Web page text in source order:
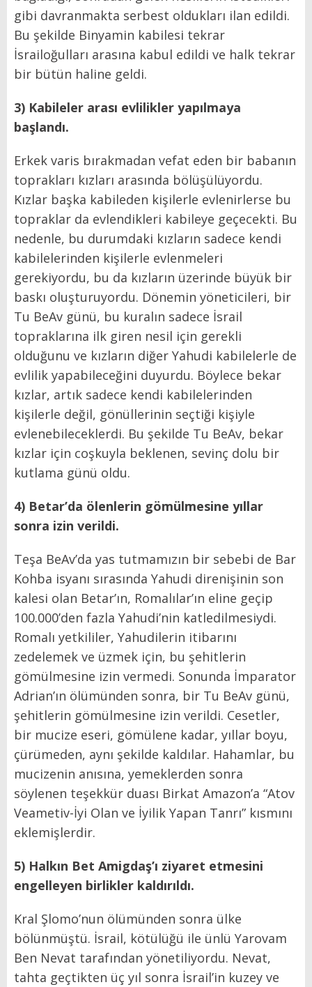
gibi davranmakta serbest oldukları ilan edildi.
Bu şekilde Binyamin kabilesi tekrar
İsrailoğulları arasına kabul edildi ve halk tekrar
bir bütün haline geldi.
3) Kabileler arası evlilikler yapılmaya
başlandı.
Erkek varis bırakmadan vefat eden bir babanın
toprakları kızları arasında bölüşülüyordu.
Kızlar başka kabileden kişilerle evlenirlerse bu
topraklar da evlendikleri kabileye geçecekti. Bu
nedenle, bu durumdaki kızların sadece kendi
kabilelerinden kişilerle evlenmeleri
gerekiyordu, bu da kızların üzerinde büyük bir
baskı oluşturuyordu. Dönemin yöneticileri, bir
Tu BeAv günü, bu kuralın sadece İsrail
topraklarına ilk giren nesil için gerekli
olduğunu ve kızların diğer Yahudi kabilelerle de
evlilik yapabileceğini duyurdu. Böylece bekar
kızlar, artık sadece kendi kabilelerinden
kişilerle değil, gönüllerinin seçtiği kişiyle
evlenebileceklerdi. Bu şekilde Tu BeAv, bekar
kızlar için coşkuyla beklenen, sevinç dolu bir
kutlama günü oldu.
4) Betar’da ölenlerin gömülmesine yıllar
sonra izin verildi.
Teşa BeAv’da yas tutmamızın bir sebebi de Bar
Kohba isyanı sırasında Yahudi direnişinin son
kalesi olan Betar’ın, Romalılar’ın eline geçip
100.000’den fazla Yahudi’nin katledilmesiydi.
Romalı yetkililer, Yahudilerin itibarını
zedelemek ve üzmek için, bu şehitlerin
gömülmesine izin vermedi. Sonunda İmparator
Adrian’ın ölümünden sonra, bir Tu BeAv günü,
şehitlerin gömülmesine izin verildi. Cesetler,
bir mucize eseri, gömülene kadar, yıllar boyu,
çürümeden, aynı şekilde kaldılar. Hahamlar, bu
mucizenin anısına, yemeklerden sonra
söylenen teşekkür duası Birkat Amazon’a “Atov
Veametiv-İyi Olan ve İyilik Yapan Tanrı” kısmını
eklemişlerdir.
5) Halkın Bet Amigdaş’ı ziyaret etmesini
engelleyen birlikler kaldırıldı.
Kral Şlomo’nun ölümünden sonra ülke
bölünmüştü. İsrail, kötülüğü ile ünlü Yarovam
Ben Nevat tarafından yönetiliyordu. Nevat,
tahta geçtikten üç yıl sonra İsrail’in kuzey ve